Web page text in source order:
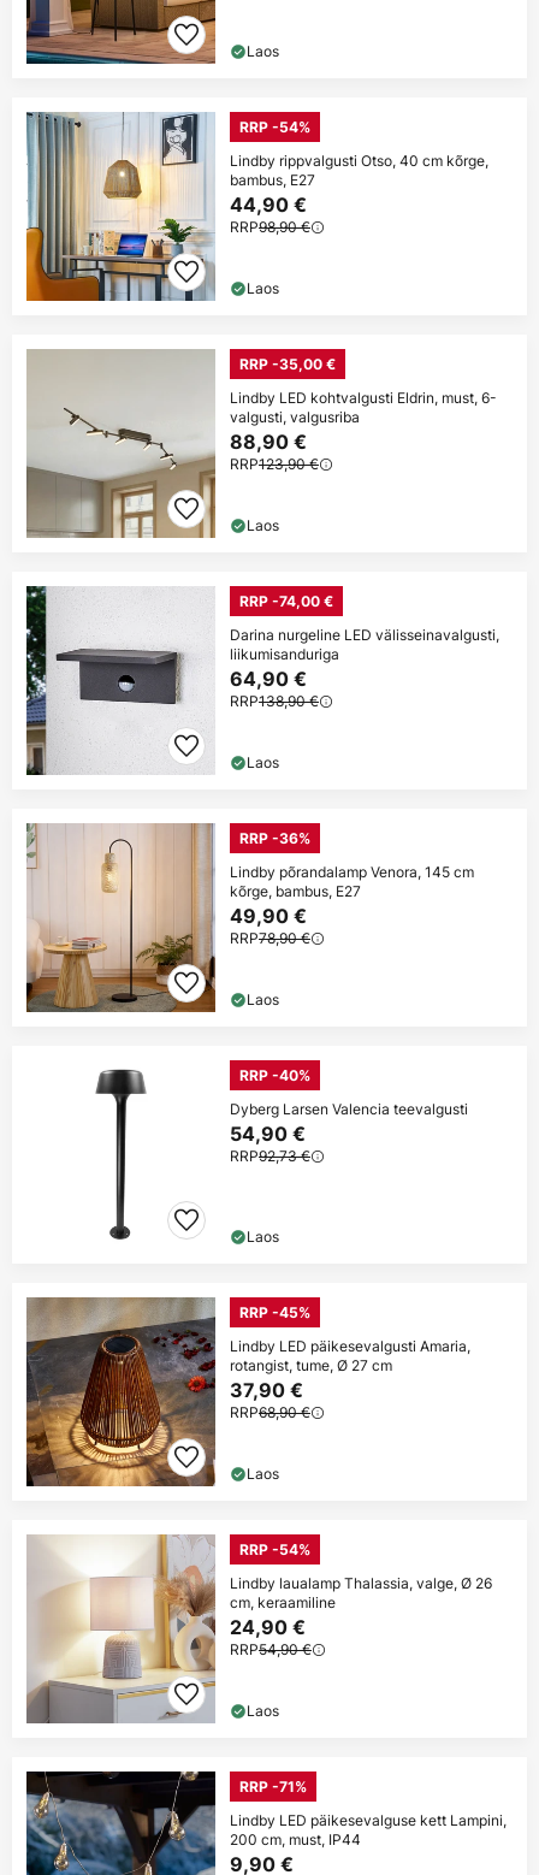
Laos
RRP -54%
Lindby rippvalgusti Otso, 40 cm kõrge,
bambus, E27
44,90 €
RRP98,90 €
Laos
RRP -35,00 €
Lindby LED kohtvalgusti Eldrin, must, 6-
valgusti, valgusriba
88,90 €
RRP123,90 €
Laos
RRP -74,00 €
Darina nurgeline LED välisseinavalgusti,
liikumisanduriga
64,90 €
RRP138,90 €
Laos
RRP -36%
Lindby põrandalamp Venora, 145 cm
kõrge, bambus, E27
49,90 €
RRP78,90 €
Laos
RRP -40%
Dyberg Larsen Valencia teevalgusti
54,90 €
RRP92,73 €
Laos
RRP -45%
Lindby LED päikesevalgusti Amaria,
rotangist, tume, Ø 27 cm
37,90 €
RRP68,90 €
Laos
RRP -54%
Lindby laualamp Thalassia, valge, Ø 26
cm, keraamiline
24,90 €
RRP54,90 €
Laos
RRP -71%
Lindby LED päikesevalguse kett Lampini,
200 cm, must, IP44
9,90 €